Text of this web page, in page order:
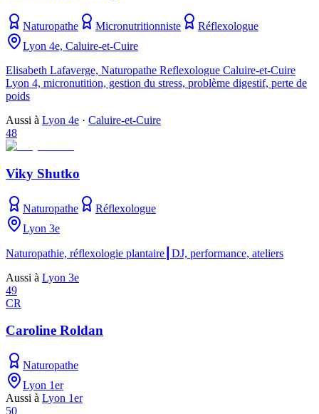
Naturopathe Micronutritionniste
Réflexologue
Lyon 4e, Caluire-et-Cuire
Elisabeth Lafaverge, Naturopathe Reflexologue Caluire-et-Cuire
Lyon 4, micronutition, gestion du stress, problème digestif, perte de
poids
Aussi à Lyon 4e · Caluire-et-Cuire
48
Viky Shutko
Naturopathe
Réflexologue
Lyon 3e
Naturopathie, réflexologie plantaire┃DJ, performance, ateliers
Aussi à Lyon 3e
49
CR
Caroline Roldan
Naturopathe
Lyon 1er
Aussi à Lyon 1er
50